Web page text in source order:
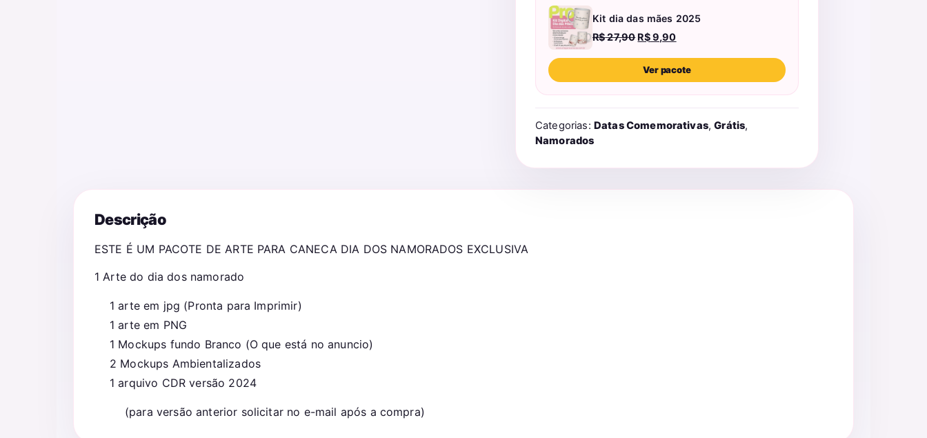
Kit dia das mães 2025
R$27,90 O
original
era:
R$9,90O
atual
é:
Ver pacote
Categorias: Datas Comemorativas,Grátis,
Namorados
Descrição
ESTE É UM PACOTE DE ARTE PARA CANECA DIA DOS NAMORADOS EXCLUSIVA
1 Arte do dia dos namorado
1 arte em jpg (Pronta para Imprimir)
1 arte em PNG
1 Mockups fundo Branco (O que está no anuncio)
2 Mockups Ambientalizados
1 arquivo CDR versão 2024
(para versão anterior solicitar no e-mail após a compra)